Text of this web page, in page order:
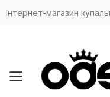
Інтернет-магазин
Toggle